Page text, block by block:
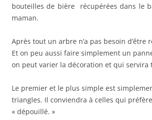
bouteilles de bière récupérées dans le
maman.
Après tout un arbre n’a pas besoin d’être
Et on peu aussi faire simplement un
on peut varier la décoration et qui servira
Le premier et le plus simple est
triangles. Il conviendra à celles qui
« dépouillé. »